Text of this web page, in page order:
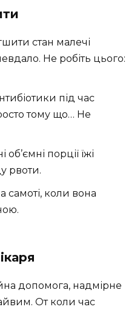
стан малечі
Не робіть цього:
під час
тому що… Не
порції їжі
рвоти.
коли вона
допомога, надмірне
От коли час